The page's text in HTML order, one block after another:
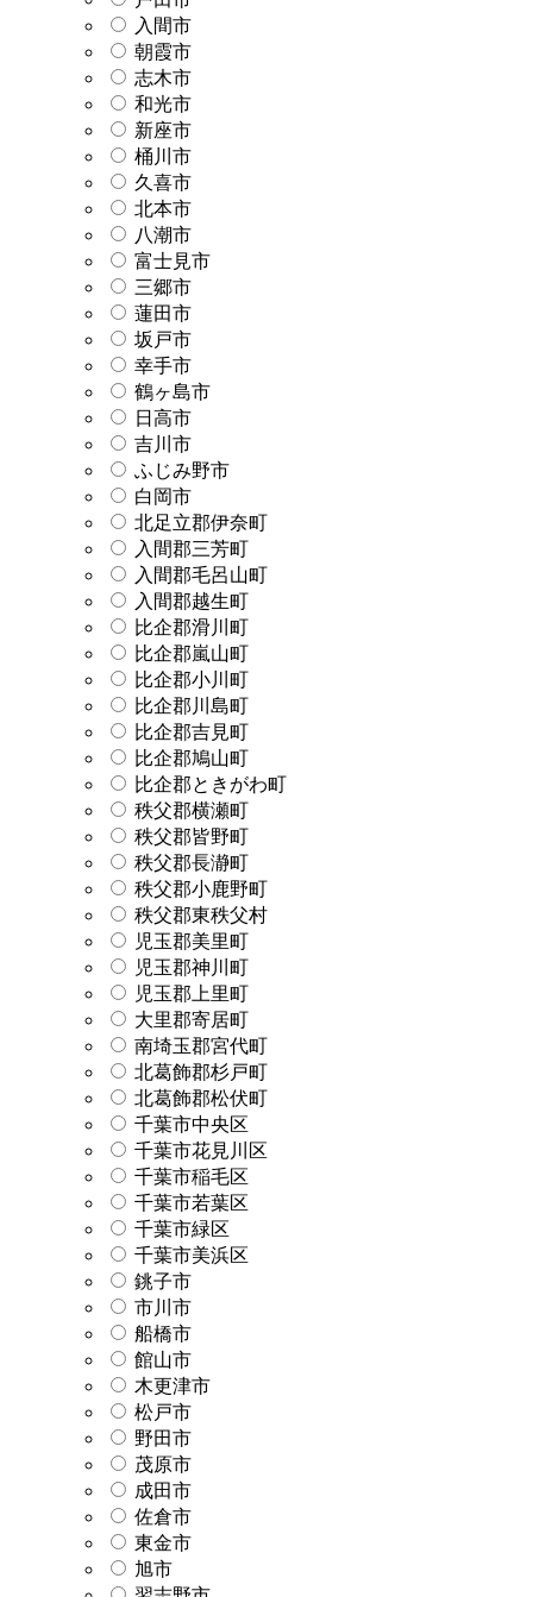
入間市
朝霞市
志木市
和光市
新座市
桶川市
久喜市
北本市
八潮市
富士見市
三郷市
蓮田市
坂戸市
幸手市
鶴ヶ島市
日高市
吉川市
ふじみ野市
白岡市
北足立郡伊奈町
入間郡三芳町
入間郡毛呂山町
入間郡越生町
比企郡滑川町
比企郡嵐山町
比企郡小川町
比企郡川島町
比企郡吉見町
比企郡鳩山町
比企郡ときがわ町
秩父郡横瀬町
秩父郡皆野町
秩父郡長瀞町
秩父郡小鹿野町
秩父郡東秩父村
児玉郡美里町
児玉郡神川町
児玉郡上里町
大里郡寄居町
南埼玉郡宮代町
北葛飾郡杉戸町
北葛飾郡松伏町
千葉市中央区
千葉市花見川区
千葉市稲毛区
千葉市若葉区
千葉市緑区
千葉市美浜区
銚子市
市川市
船橋市
館山市
木更津市
松戸市
野田市
茂原市
成田市
佐倉市
東金市
旭市